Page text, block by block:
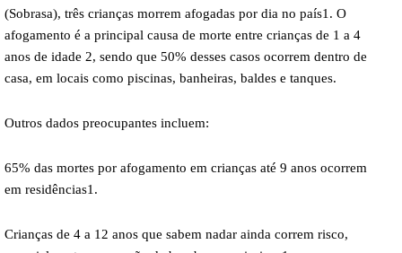
(Sobrasa), três crianças morrem afogadas por dia no país1. O
afogamento é a principal causa de morte entre crianças de 1 a 4
anos de idade 2, sendo que 50% desses casos ocorrem dentro de
casa, em locais como piscinas, banheiras, baldes e tanques.
Outros dados preocupantes incluem:
65% das mortes por afogamento em crianças até 9 anos ocorrem
em residências1.
Crianças de 4 a 12 anos que sabem nadar ainda correm risco,